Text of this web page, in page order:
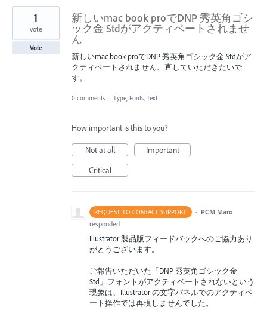
新しいmac book proでDNP 秀英角ゴシ
ック金 Stdがアクティベートされませ
ん
新しいmac book proでDNP 秀英角ゴシック金 Stdがア
クティベートされません、直していただきたいで
す。
1
vote
Vote
0 comments · Type, Fonts, Text
How important is this to you?
Not at all
Important
Critical
REQUEST TO CONTACT SUPPORT · PCM Maro
responded
Illustrator 製品版フィードバックへのご協力あり
がとうございます。
ご報告いただいた「DNP 秀英角ゴシック金
Std」フォントがアクティベートされないという
現象は、Illustrator の文字パネルでのアクティベ
ート操作では再現しませんでした。